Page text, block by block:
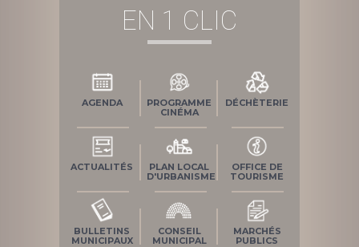
EN 1 CLIC
AGENDA
PROGRAMME
CINÉMA
DÉCHÈTERIE
ACTUALITÉS
PLAN LOCAL
D'URBANISME
OFFICE DE
TOURISME
BULLETINS
MUNICIPAUX
CONSEIL
MUNICIPAL
MARCHÉS
PUBLICS